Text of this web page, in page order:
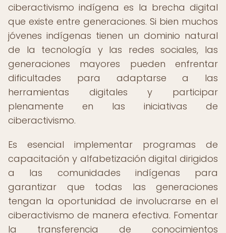
ciberactivismo indígena es la brecha digital
que existe entre generaciones. Si bien muchos
jóvenes indígenas tienen un dominio natural
de la tecnología y las redes sociales, las
generaciones mayores pueden enfrentar
dificultades para adaptarse a las
herramientas digitales y participar
plenamente en las iniciativas de
ciberactivismo.
Es esencial implementar programas de
capacitación y alfabetización digital dirigidos
a las comunidades indígenas para
garantizar que todas las generaciones
tengan la oportunidad de involucrarse en el
ciberactivismo de manera efectiva. Fomentar
la transferencia de conocimientos